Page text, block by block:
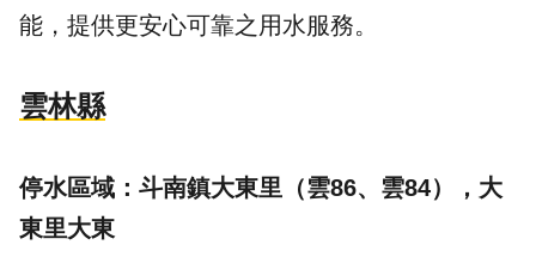
能，提供更安心可靠之用水服務。
雲林縣
停水區域：斗南鎮大東里（雲86、雲84），大
東里大東